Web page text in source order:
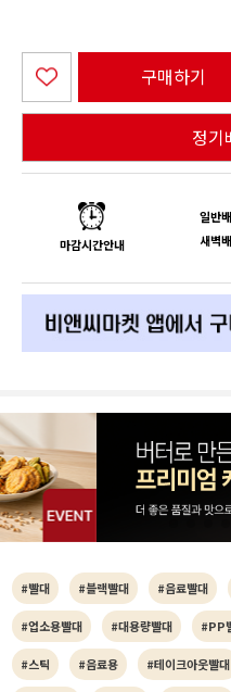
구매하기
정기
마감시간안내
일반
새벽
#빨대 #블랙빨대 #음료빨대
#업소용빨대 #대용량빨대 #PP
#스틱 #음료용 #테이크아웃빨대